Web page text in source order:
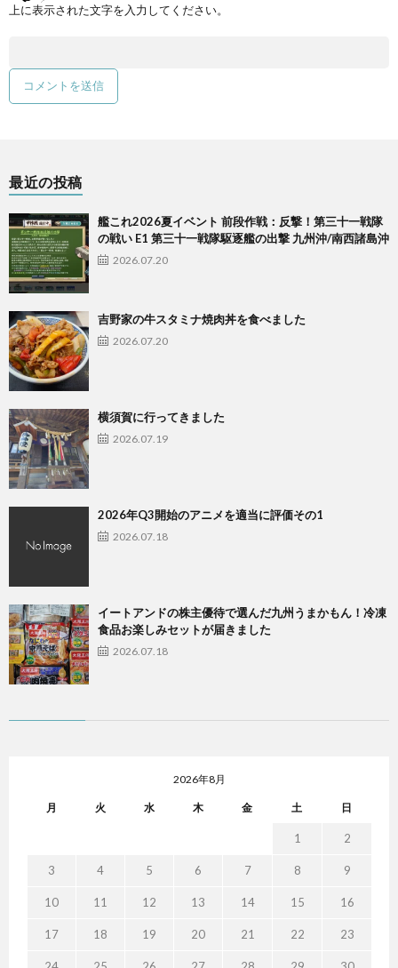
上に表示された文字を入力してください。
最近の投稿
艦これ2026夏イベント 前段作戦：反撃！第三十一戦隊
の戦い E1 第三十一戦隊駆逐艦の出撃 九州沖/南西諸島沖
2026.07.20
吉野家の牛スタミナ焼肉丼を食べました
2026.07.20
横須賀に行ってきました
2026.07.19
2026年Q3開始のアニメを適当に評価その1
2026.07.18
イートアンドの株主優待で選んだ九州うまかもん！冷凍
食品お楽しみセットが届きました
2026.07.18
2026年8月
月 火 水 木 金 土 日
1 2
3 4 5 6 7 8 9
10 11 12 13 14 15 16
17 18 19 20 21 22 23